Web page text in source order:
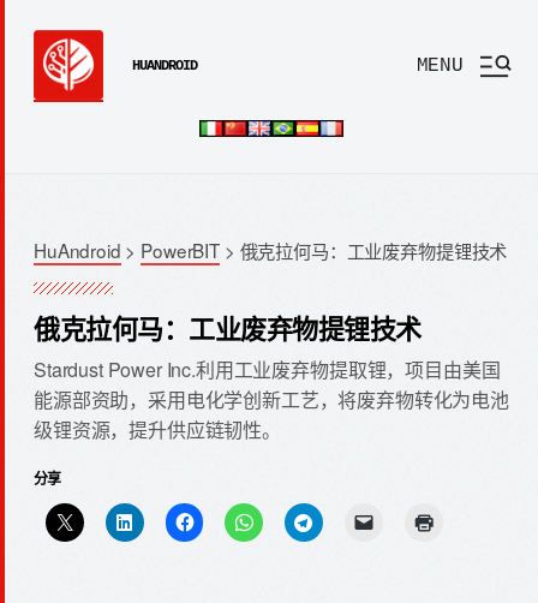
HUANDROID MENU
HuAndroid > PowerBIT> 俄克拉何马：工业废弃物提锂技术
俄克拉何马：工业废弃物提锂技术
Stardust Power Inc.利用工业废弃物提取锂，项目由美国
能源部资助，采用电化学创新工艺，将废弃物转化为电池
级锂资源，提升供应链韧性。
分享